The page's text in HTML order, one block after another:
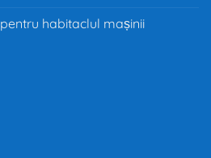
habitaclul mașinii